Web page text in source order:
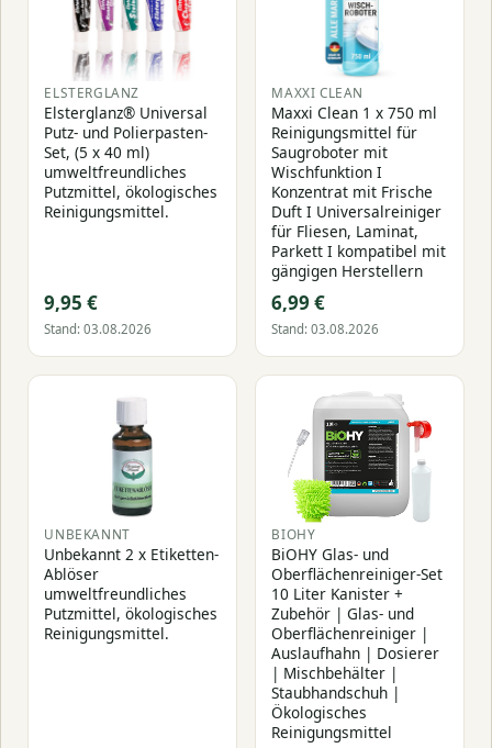
ELSTERGLANZ
Elsterglanz® Universal
Putz- und Polierpasten-
Set, (5 x 40 ml)
umweltfreundliches
Putzmittel, ökologisches
Reinigungsmittel.
9,95 €
Stand: 03.08.2026
MAXXI CLEAN
Maxxi Clean 1 x 750 ml
Reinigungsmittel für
Saugroboter mit
Wischfunktion I
Konzentrat mit Frische
Duft I Universalreiniger
für Fliesen, Laminat,
Parkett I kompatibel mit
gängigen Herstellern
6,99 €
Stand: 03.08.2026
UNBEKANNT
Unbekannt 2 x Etiketten-
Ablöser
umweltfreundliches
Putzmittel, ökologisches
Reinigungsmittel.
BIOHY
BiOHY Glas- und
Oberflächenreiniger-Set
10 Liter Kanister +
Zubehör | Glas- und
Oberflächenreiniger |
Auslaufhahn | Dosierer
| Mischbehälter |
Staubhandschuh |
Ökologisches
Reinigungsmittel